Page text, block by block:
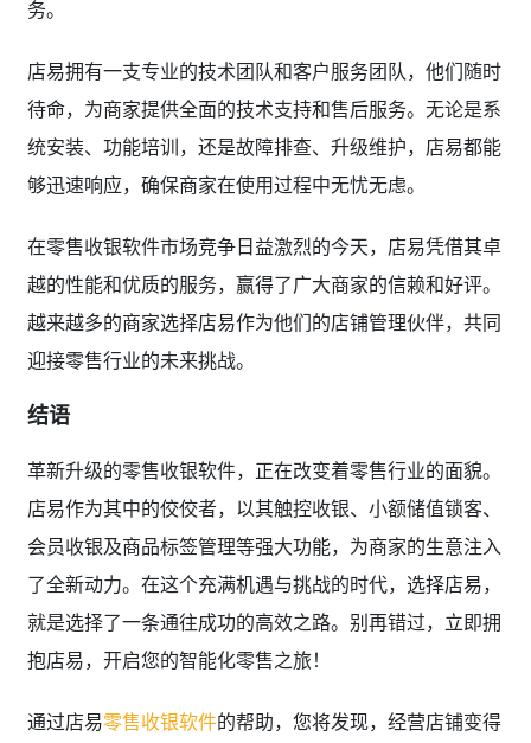
务。
店易拥有一支专业的技术团队和客户服务团队，他们随时
待命，为商家提供全面的技术支持和售后服务。无论是系
统安装、功能培训，还是故障排查、升级维护，店易都能
够迅速响应，确保商家在使用过程中无忧无虑。
在零售收银软件市场竞争日益激烈的今天，店易凭借其卓
越的性能和优质的服务，赢得了广大商家的信赖和好评。
越来越多的商家选择店易作为他们的店铺管理伙伴，共同
迎接零售行业的未来挑战。
结语
革新升级的零售收银软件，正在改变着零售行业的面貌。
店易作为其中的佼佼者，以其触控收银、小额储值锁客、
会员收银及商品标签管理等强大功能，为商家的生意注入
了全新动力。在这个充满机遇与挑战的时代，选择店易，
就是选择了一条通往成功的高效之路。别再错过，立即拥
抱店易，开启您的智能化零售之旅！
通过店易零售收银软件的帮助，您将发现，经营店铺变得